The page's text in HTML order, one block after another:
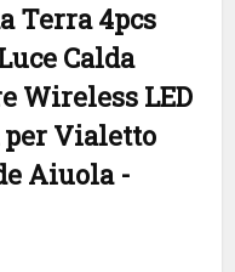
Terra 4pcs
Calda
Wireless LED
per Vialetto
Aiuola -